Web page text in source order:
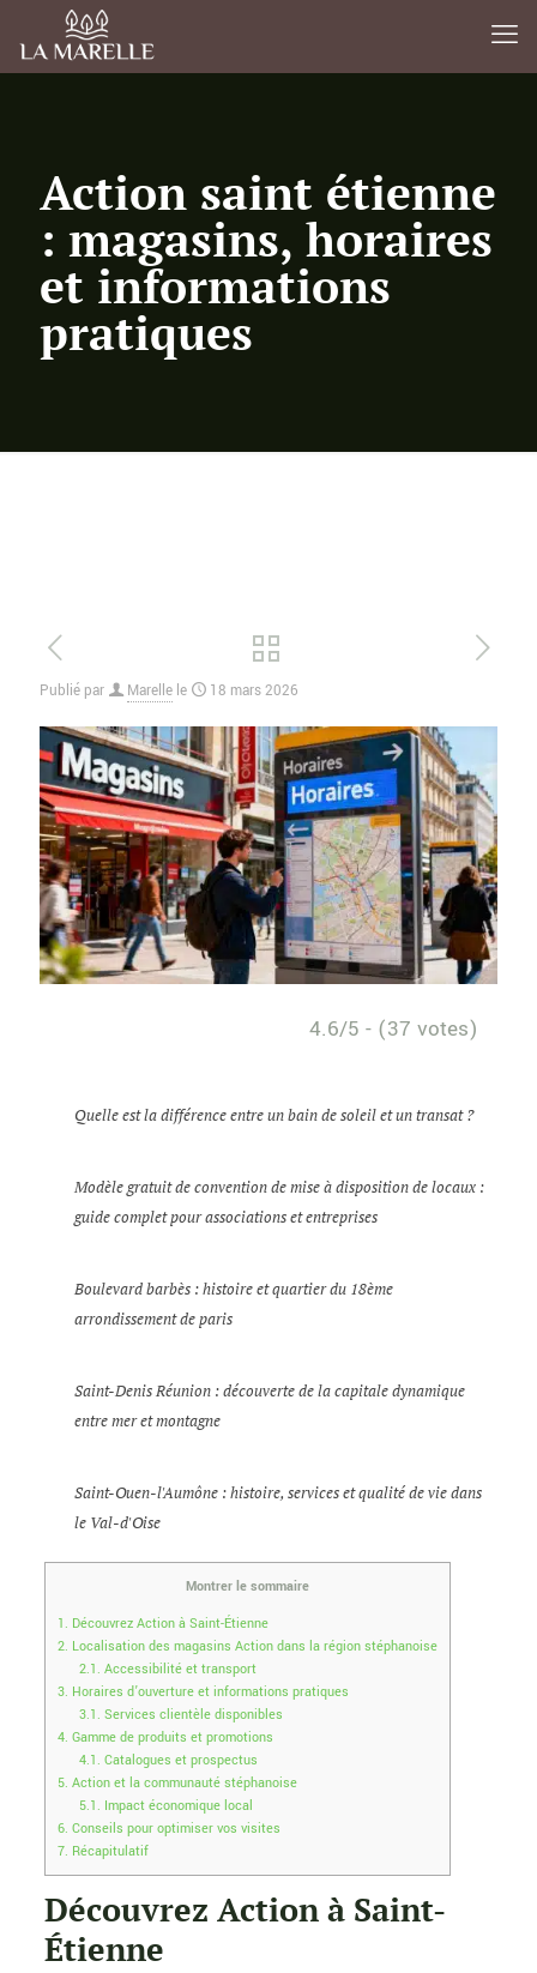
Action saint étienne
: magasins, horaires
et informations
pratiques
Publié par Marelle le 18 mars 2026
4.6/5 - (37 votes)
Quelle est la différence entre un bain de soleil et un transat ?
Modèle gratuit de convention de mise à disposition de locaux :
guide complet pour associations et entreprises
Boulevard barbès : histoire et quartier du 18ème
arrondissement de paris
Saint-Denis Réunion : découverte de la capitale dynamique
entre mer et montagne
Saint-Ouen-l'Aumône : histoire, services et qualité de vie dans
le Val-d'Oise
Montrer le sommaire
1. Découvrez Action à Saint-Étienne
2. Localisation des magasins Action dans la région stéphanoise
2.1. Accessibilité et transport
3. Horaires d’ouverture et informations pratiques
3.1. Services clientèle disponibles
4. Gamme de produits et promotions
4.1. Catalogues et prospectus
5. Action et la communauté stéphanoise
5.1. Impact économique local
6. Conseils pour optimiser vos visites
7. Récapitulatif
Découvrez Action à Saint-
Étienne